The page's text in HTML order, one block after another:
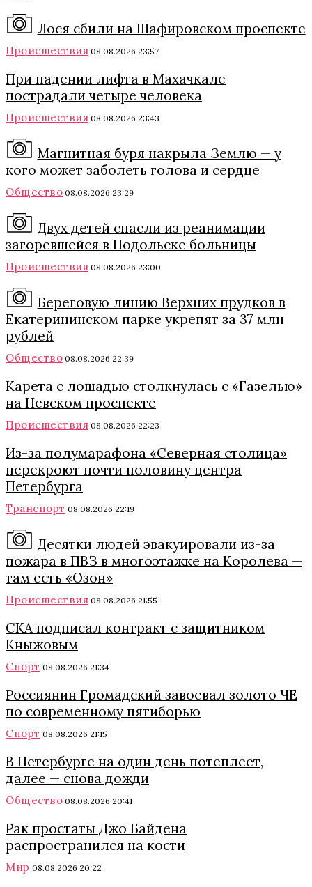
Лося сбили на Шафировском проспекте
Происшествия 08.08.2026 23:57
При падении лифта в Махачкале
пострадали четыре человека
Происшествия 08.08.2026 23:43
Магнитная буря накрыла Землю — у
кого может заболеть голова и сердце
Общество 08.08.2026 23:29
Двух детей спасли из реанимации
загоревшейся в Подольске больницы
Происшествия 08.08.2026 23:00
Береговую линию Верхних прудков в
Екатерининском парке укрепят за 37 млн
рублей
Общество 08.08.2026 22:39
Карета с лошадью столкнулась с «Газелью»
на Невском проспекте
Происшествия 08.08.2026 22:23
Из-за полумарафона «Северная столица»
перекроют почти половину центра
Петербурга
Транспорт 08.08.2026 22:19
Десятки людей эвакуировали из-за
пожара в ПВЗ в многоэтажке на Королева —
там есть «Озон»
Происшествия 08.08.2026 21:55
СКА подписал контракт с защитником
Кныжовым
Спорт 08.08.2026 21:34
Россиянин Громадский завоевал золото ЧЕ
по современному пятиборью
Спорт 08.08.2026 21:15
В Петербурге на один день потеплеет,
далее — снова дожди
Общество 08.08.2026 20:41
Рак простаты Джо Байдена
распространился на кости
Мир 08.08.2026 20:22